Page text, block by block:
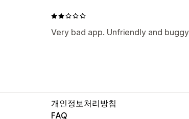
Very bad app. Unfriendly and
개인정보처리방침
FAQ